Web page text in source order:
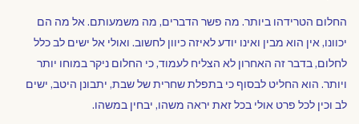
החלום הטרידהו ביותר. מה פשר הדברים, מה משמעותם. אל מה הם
יכוונו, אין הוא מבין ואינו יודע לאיזה כיוון לחשוב. ואולי אל ישים לב כלל
לחלום, בדבר זה האחרון לא הצליח לעמוד, כי החלום ניקר במוחו יותר
ויותר. הוא החליט לבסוף כי בתפלת שחרית של שבת, יתבונן היטב, ישים
לב וכין לכל פרט אולי בכל זאת יראה משהו, יבחין במשהו.